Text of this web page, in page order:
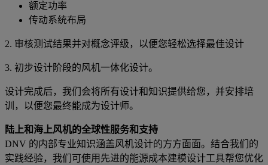
额定功率
传动系统布局
2. 审核测试结果并对概念评级，以便您轻松选择最佳设计
3. 初步设计阶段的风机一体化设计。
设计完成后，我们会将所有设计和知识提供给您，并安排培
训，以便您最终能成为设计师。
陆上和海上风机的全球性服务和支持
DNV 的内部专业知识涵盖风机设计的方方面面。结合我们的
实践经验，我们可使用先进的能源成本建模设计工具帮您优化